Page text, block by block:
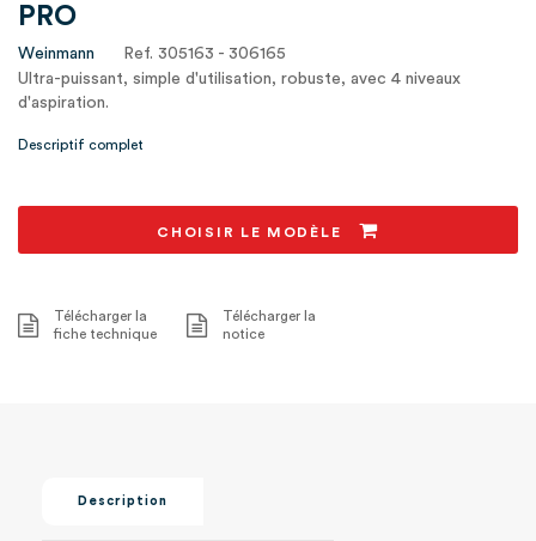
PRO
Weinmann
Ref. 305163 - 306165
Ultra-puissant, simple d'utilisation, robuste, avec 4 niveaux
d'aspiration.
Descriptif complet
CHOISIR LE MODÈLE
Télécharger la
fiche technique
Télécharger la
notice
Description